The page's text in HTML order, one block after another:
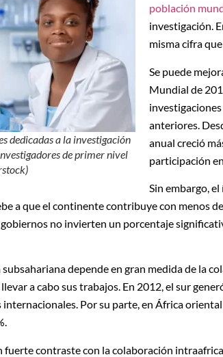
dedicadas a la investigación
de primer nivel
población
investigación.
misma cifra
Se puede
Mundial de
anteriores.
anual creció
participación
Sin embargo,
a que el continente contribuye con menos
gobiernos no invierten un porcentaje
depende en gran medida de la
a cabo sus trabajos. En 2012, el sur
Por su parte, en África
fuerte contraste con la colaboración